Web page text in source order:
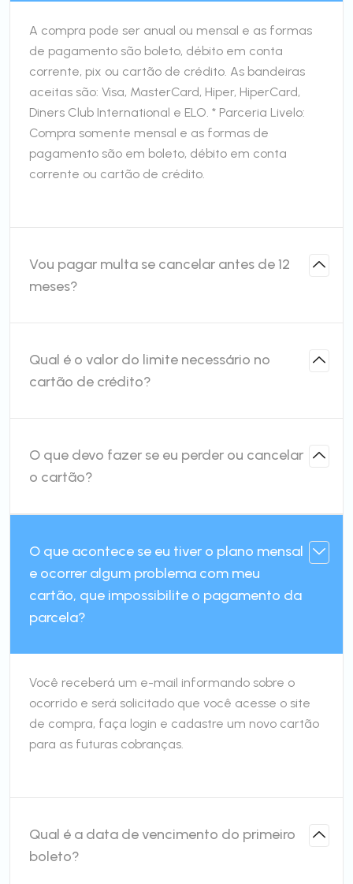
A compra pode ser anual ou mensal e as formas
de pagamento são boleto, débito em conta
corrente, pix ou cartão de crédito. As bandeiras
aceitas são: Visa, MasterCard, Hiper, HiperCard,
Diners Club International e ELO. * Parceria Livelo:
Compra somente mensal e as formas de
pagamento são em boleto, débito em conta
corrente ou cartão de crédito.
Vou pagar multa se cancelar antes de 12
meses?
Qual é o valor do limite necessário no
cartão de crédito?
O que devo fazer se eu perder ou cancelar
o cartão?
O que acontece se eu tiver o plano mensal
e ocorrer algum problema com meu
cartão, que impossibilite o pagamento da
parcela?
Você receberá um e-mail informando sobre o
ocorrido e será solicitado que você acesse o site
de compra, faça login e cadastre um novo cartão
para as futuras cobranças.
Qual é a data de vencimento do primeiro
boleto?